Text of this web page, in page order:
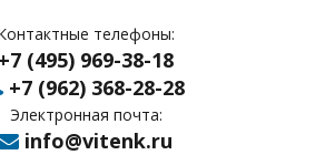
телефоны:
+7 (495) 969-38-18
+7 (962) 368-28-28
Электронная почта:
info@vitenk.ru